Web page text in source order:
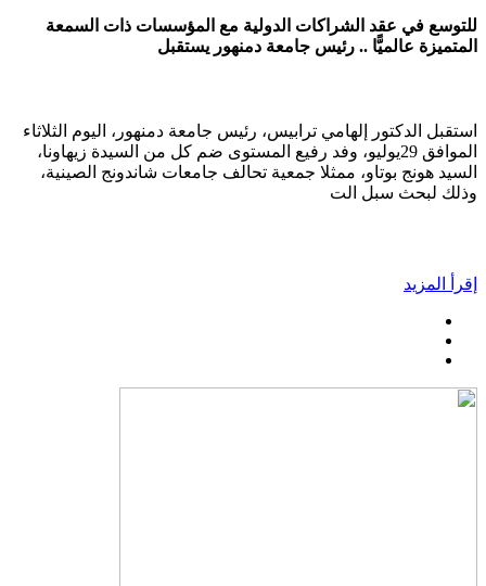
للتوسع في عقد الشراكات الدولية مع المؤسسات ذات السمعة
المتميزة عالميًّا .. رئيس جامعة دمنهور يستقبل
استقبل الدكتور إلهامي ترابيس، رئيس جامعة دمنهور، اليوم الثلاثاء
الموافق 29يوليو، وفد رفيع المستوى ضم كل من السيدة زيهاونا،
السيد هونج بوتاو، ممثلا جمعية تحالف جامعات شاندونج الصينية،
وذلك لبحث سبل الت
إقرأ المزيد